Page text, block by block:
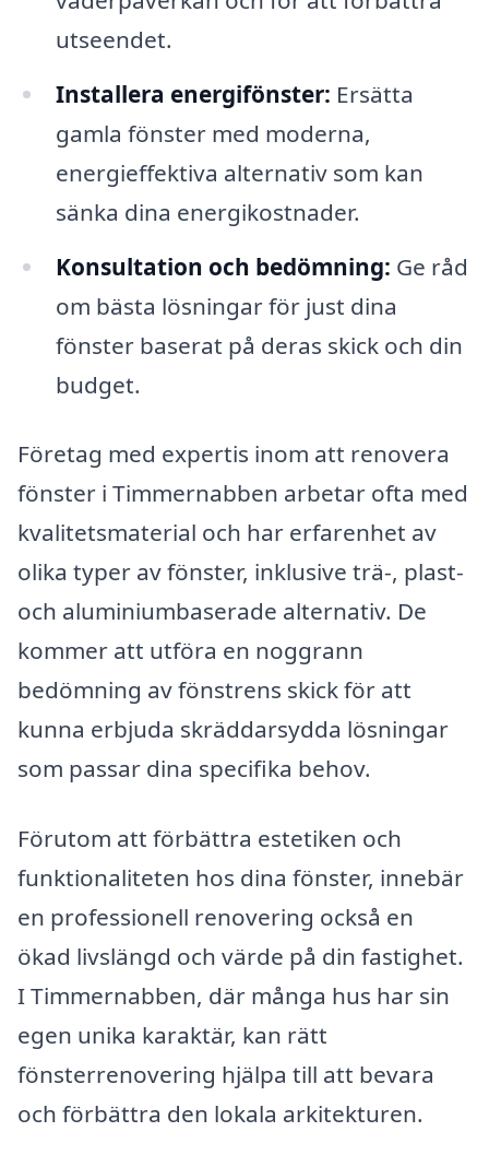
utseendet.
Installera energifönster: Ersätta
gamla fönster med moderna,
energieffektiva alternativ som kan
sänka dina energikostnader.
Konsultation och bedömning: Ge råd
om bästa lösningar för just dina
fönster baserat på deras skick och din
budget.
Företag med expertis inom att renovera
fönster i Timmernabben arbetar ofta med
kvalitetsmaterial och har erfarenhet av
olika typer av fönster, inklusive trä-, plast-
och aluminiumbaserade alternativ. De
kommer att utföra en noggrann
bedömning av fönstrens skick för att
kunna erbjuda skräddarsydda lösningar
som passar dina specifika behov.
Förutom att förbättra estetiken och
funktionaliteten hos dina fönster, innebär
en professionell renovering också en
ökad livslängd och värde på din fastighet.
I Timmernabben, där många hus har sin
egen unika karaktär, kan rätt
fönsterrenovering hjälpa till att bevara
och förbättra den lokala arkitekturen.